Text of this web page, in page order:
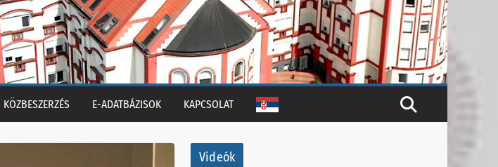
KÖZBESZERZÉS E-ADATBÁZISOK KAPCSOLAT
Videók